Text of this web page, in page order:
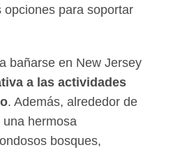
para soportar
bañarse en New Jersey
a las actividades
. Además, alrededor de
hermosa
bosques,